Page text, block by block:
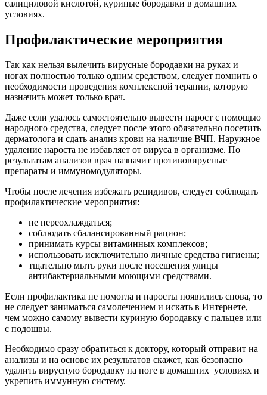
салициловой кислотой, куриные бородавки в домашних
условиях.
Профилактические мероприятия
Так как нельзя вылечить вирусные бородавки на руках и
ногах полностью только одним средством, следует помнить о
необходимости проведения комплексной терапии, которую
назначить может только врач.
Даже если удалось самостоятельно вывести нарост с помощью
народного средства, следует после этого обязательно посетить
дерматолога и сдать анализ крови на наличие ВЧП. Наружное
удаление нароста не избавляет от вируса в организме. По
результатам анализов врач назначит противовирусные
препараты и иммуномодуляторы.
Чтобы после лечения избежать рецидивов, следует соблюдать
профилактические мероприятия:
не переохлаждаться;
соблюдать сбалансированный рацион;
принимать курсы витаминных комплексов;
использовать исключительно личные средства гигиены;
тщательно мыть руки после посещения улицы
антибактериальными моющими средствами.
Если профилактика не помогла и наросты появились снова, то
не следует заниматься самолечением и искать в Интернете,
чем можно самому вывести куриную бородавку с пальцев или
с подошвы.
Необходимо сразу обратиться к доктору, который отправит на
анализы и на основе их результатов скажет, как безопасно
удалить вирусную бородавку на ноге в домашних условиях и
укрепить иммунную систему.